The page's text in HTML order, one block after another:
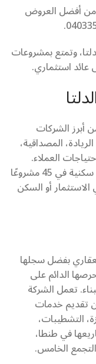
من أفضل العروض
وتمتع بمشروعات
استثماري.
أبرز الشركات
المصداقية،
العملاء.
تميزت الشركة بتطوير أكثر من 3500 وحدة سكنية في 45 مشروعًا
الاستثمار أو السكن
بفضل سجلها
الدائم على
تعمل الشركة
خدمات
التشطيبات،
في طنطا،
الخامس.